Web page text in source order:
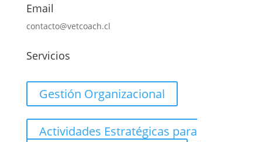
Email
contacto@vetcoach.cl
Servicios
Gestión Organizacional
Actividades Estratégicas para